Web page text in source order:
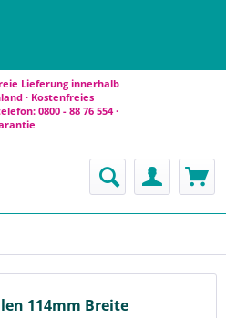
Lieferung innerhalb
· Kostenfreies
0800 - 88 76 554 ·
114mm Breite